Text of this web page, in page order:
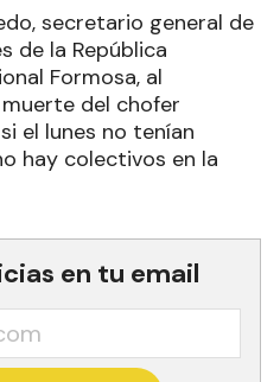
secretario general de
de la República
Formosa, al
del chofer
el lunes no tenían
hay colectivos en la
en tu email